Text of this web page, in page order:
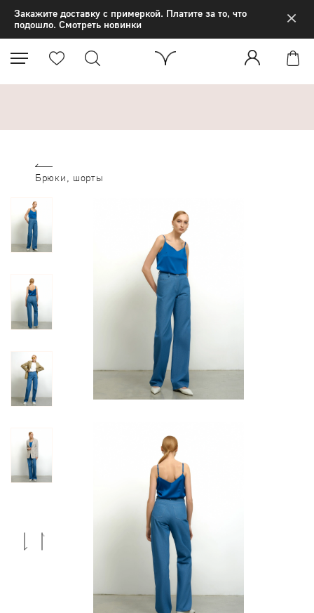
Закажите доставку с примеркой. Платите за то, что
подошло. Смотреть новинки
×
Брюки, шорты
Previous